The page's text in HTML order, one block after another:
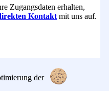
Zugangsdaten erhalten,
Kontaktmit uns auf.
der